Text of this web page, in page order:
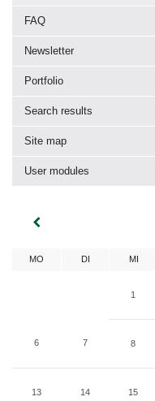
FAQ
Newsletter
Portfolio
Search results
Site map
User modules
MO DI MI
1
6 7 8
13 14 15